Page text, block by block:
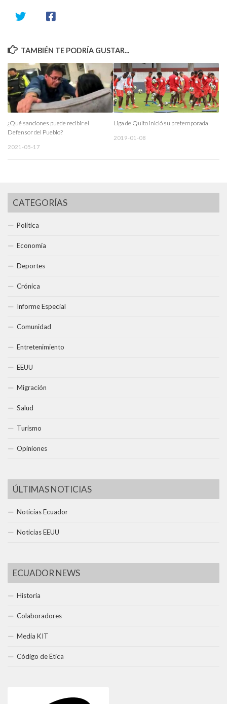
TAMBIÉN TE PODRÍA GUSTAR...
¿Qué sanciones puede recibir el
Defensor del Pueblo?
2021-05-17
Liga de Quito inició su pretemporada
2019-01-08
CATEGORÍAS
Política
Economía
Deportes
Crónica
Informe Especial
Comunidad
Entretenimiento
EEUU
Migración
Salud
Turismo
Opiniones
ÚLTIMAS NOTICIAS
Noticias Ecuador
Noticias EEUU
ECUADOR NEWS
Historia
Colaboradores
Media KIT
Código de Ética